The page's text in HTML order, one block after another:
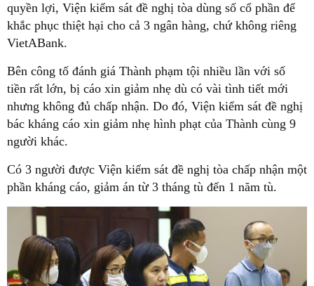
quyền lợi, Viện kiểm sát đề nghị tòa dùng số cổ phần để
khắc phục thiệt hại cho cả 3 ngân hàng, chứ không riêng
VietABank.
Bên công tố đánh giá Thành phạm tội nhiều lần với số
tiền rất lớn, bị cáo xin giảm nhẹ dù có vài tình tiết mới
nhưng không đủ chấp nhận. Do đó, Viện kiểm sát đề nghị
bác kháng cáo xin giảm nhẹ hình phạt của Thành cùng 9
người khác.
Có 3 người được Viện kiểm sát đề nghị tòa chấp nhận một
phần kháng cáo, giảm án từ 3 tháng tù đến 1 năm tù.